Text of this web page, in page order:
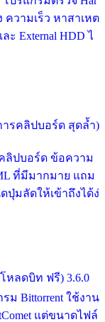
วามเร็ว หาสาเหต
ะ External HDD ไ
ารคลิปบอร์ด สุดล้ำ)
ลิปบอร์ด ข้อความ
ที่มีมากมาย แถม
ปุ่มลัดให้เข้าถึงได้ง่
หลดบิท ฟรี) 3.6.0
ม Bittorrent ใช้งาน
แต่ขนาดไฟล์